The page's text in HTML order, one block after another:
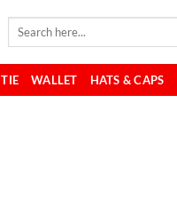
Search
TIE WALLET HATS & CAPS